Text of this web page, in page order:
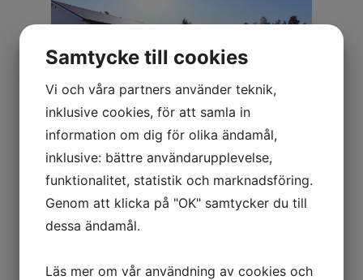
Samtycke till cookies
Vi och våra partners använder teknik,
inklusive cookies, för att samla in
information om dig för olika ändamål,
inklusive: bättre användarupplevelse,
funktionalitet, statistik och marknadsföring.
Genom att klicka på "OK" samtycker du till
dessa ändamål.
Läs mer om vår användning av cookies och